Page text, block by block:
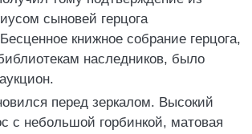
сыновей герцога
книжное собрание герцога,
наследников, было
перед зеркалом. Высокий
с небольшой горбинкой, матовая